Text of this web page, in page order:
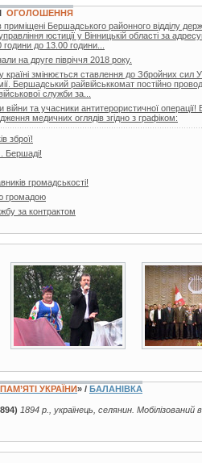
ОГОЛОШЕННЯ
Бершадського районного відділу
юстиції у Вінницькій області за
до 13.00 години...
на друге півріччя 2018 року.
змінюється ставлення до Збройних сил
Бершадський райвійськкомат постійно
служби за...
війни та учасники антитерористичної
медичних оглядів згідно з графіком:
зброї!
Бершаді!
громадськості!
громадою
за контрактом
15 фото 3 фото
УКРАЇНИ» / БАЛАНІВКА
1894 р., українець, селянин.